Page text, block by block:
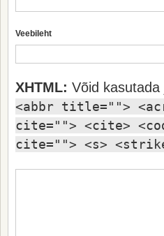
Veebileht
XHTML: Võid
<abbr title="">
cite=""> <cite>
cite=""> <s>